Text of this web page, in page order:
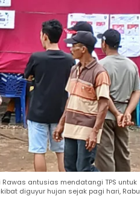
antusias mendatangi TPS untuk
diguyur hujan sejak pagi hari, Rabu